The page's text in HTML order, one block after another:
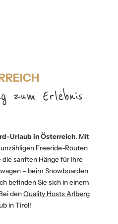
zum Erlebnis
Urlaub in Österreich. Mit
Freeride-Routen
die sanften Hänge für Ihre
– beim Snowboarden
befinden Sie sich in einem
denQuality Hosts Arlberg
in Tirol!